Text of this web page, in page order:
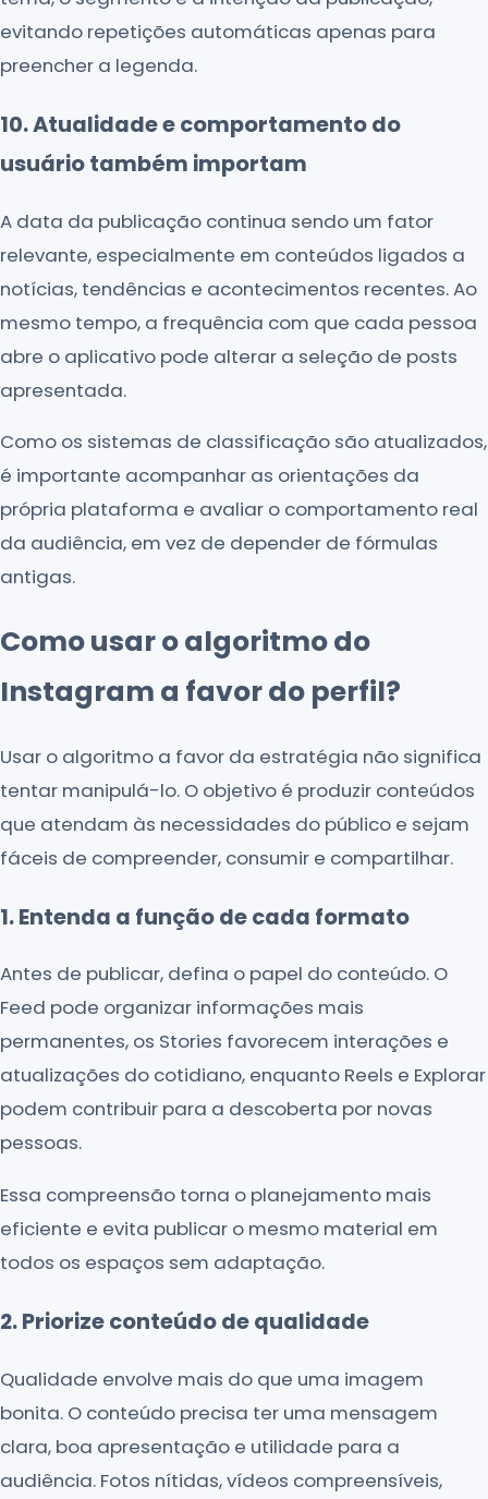
evitando repetições automáticas apenas para
preencher a legenda.
10. Atualidade e comportamento do
usuário também importam
A data da publicação continua sendo um fator
relevante, especialmente em conteúdos ligados a
notícias, tendências e acontecimentos recentes. Ao
mesmo tempo, a frequência com que cada pessoa
abre o aplicativo pode alterar a seleção de posts
apresentada.
Como os sistemas de classificação são atualizados,
é importante acompanhar as orientações da
própria plataforma e avaliar o comportamento real
da audiência, em vez de depender de fórmulas
antigas.
Como usar o algoritmo do
Instagram a favor do perfil?
Usar o algoritmo a favor da estratégia não significa
tentar manipulá-lo. O objetivo é produzir conteúdos
que atendam às necessidades do público e sejam
fáceis de compreender, consumir e compartilhar.
1. Entenda a função de cada formato
Antes de publicar, defina o papel do conteúdo. O
Feed pode organizar informações mais
permanentes, os Stories favorecem interações e
atualizações do cotidiano, enquanto Reels e Explorar
podem contribuir para a descoberta por novas
pessoas.
Essa compreensão torna o planejamento mais
eficiente e evita publicar o mesmo material em
todos os espaços sem adaptação.
2. Priorize conteúdo de qualidade
Qualidade envolve mais do que uma imagem
bonita. O conteúdo precisa ter uma mensagem
clara, boa apresentação e utilidade para a
audiência. Fotos nítidas, vídeos compreensíveis,